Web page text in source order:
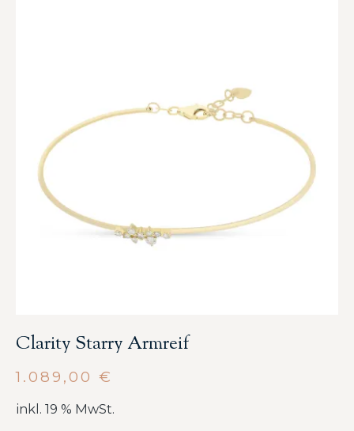
Clarity Starry Armreif
1.089,00 €
inkl. 19 % MwSt.